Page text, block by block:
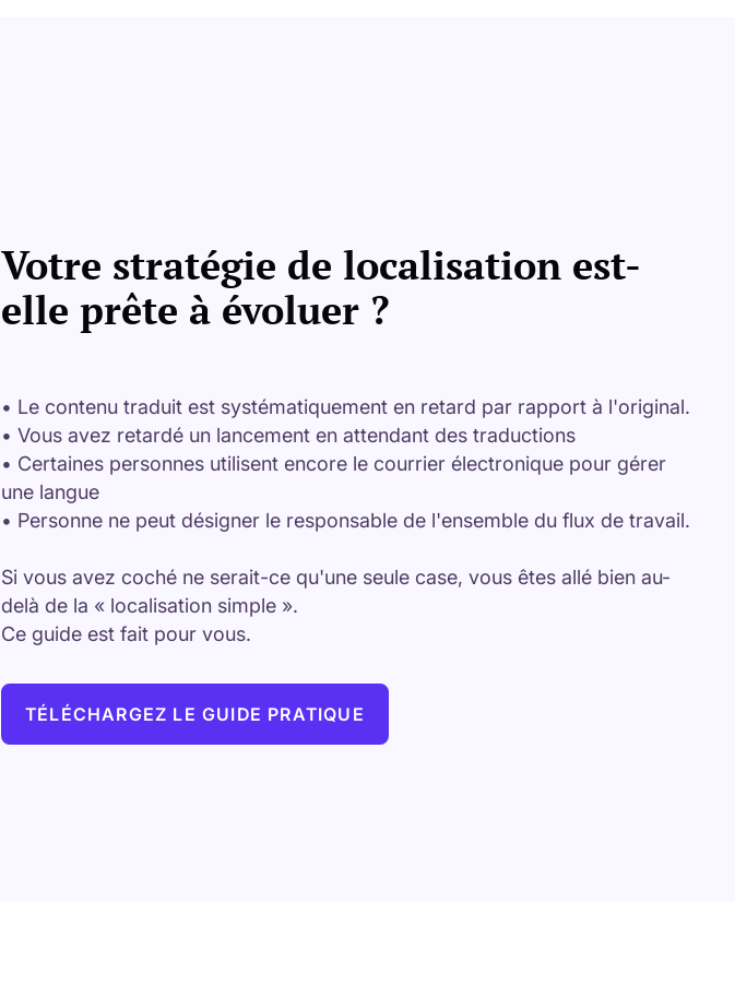
Votre stratégie de localisation est-
elle prête à évoluer ?
• Le contenu traduit est systématiquement en retard par rapport à l'original.
• Vous avez retardé un lancement en attendant des traductions
• Certaines personnes utilisent encore le courrier électronique pour gérer
une langue
• Personne ne peut désigner le responsable de l'ensemble du flux de travail.
Si vous avez coché ne serait-ce qu'une seule case, vous êtes allé bien au-
delà de la « localisation simple ».
Ce guide est fait pour vous.
TÉLÉCHARGEZ LE GUIDE PRATIQUE